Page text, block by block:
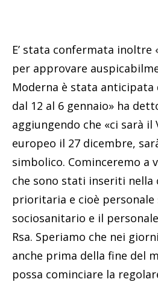
E’ stata confermata inoltre
per approvare
Moderna è stata
dal 12 al 6 gennaio» ha
aggiungendo che «ci sarà il
europeo il 27 dicembre,
simbolico. Cominceremo a
che sono stati inseriti nella
prioritaria e cioè personale
sociosanitario e il
Rsa. Speriamo che nei
anche prima della fine del
possa cominciare la